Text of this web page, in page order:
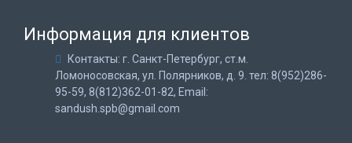
Информация для клиентов
Контакты: г. Санкт-Петербург, ст.м.
Ломоносовская, ул. Полярников, д. 9. тел: 8(952)286-
95-59, 8(812)362-01-82, Email:
sandush.spb@gmail.com